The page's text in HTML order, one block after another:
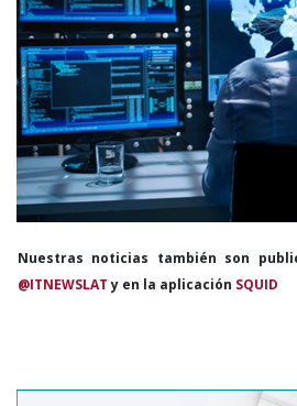
Nuestras noticias también son
@ITNEWSLATy en la aplicación SQUID